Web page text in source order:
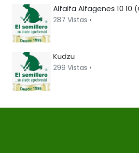
Alfalfa Alfagenes 10 10
287 Vistas •
Kudzu
299 Vistas •